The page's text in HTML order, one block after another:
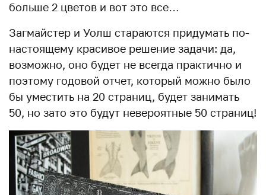
больше 2 цветов и вот это все…
Загмайстер и Уолш стараются придумать по-
настоящему красивое решение задачи: да,
возможно, оно будет не всегда практично и
поэтому годовой отчет, который можно было
бы уместить на 20 страниц, будет занимать
50, но зато это будут невероятные 50 страниц!